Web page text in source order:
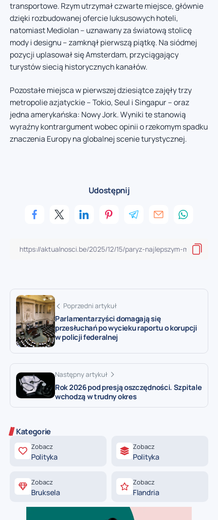
transportowe. Rzym utrzymał czwarte miejsce, głównie
dzięki rozbudowanej ofercie luksusowych hoteli,
natomiast Mediolan – uznawany za światową stolicę
mody i designu – zamknął pierwszą piątkę. Na siódmej
pozycji uplasował się Amsterdam, przyciągający
turystów siecią historycznych kanałów.
Pozostałe miejsca w pierwszej dziesiątce zajęły trzy
metropolie azjatyckie – Tokio, Seul i Singapur – oraz
jedna amerykańska: Nowy Jork. Wyniki te stanowią
wyraźny kontrargument wobec opinii o rzekomym spadku
znaczenia Europy na globalnej scenie turystycznej.
Udostępnij
Poprzedni artykuł
Parlamentarzyści domagają się
przesłuchań po wycieku raportu o korupcji
w policji federalnej
Następny artykuł
Rok 2026 pod presją oszczędności. Szpitale
wchodzą w trudny okres
Kategorie
Zobacz
Polityka
Zobacz
Polityka
Zobacz
Bruksela
Zobacz
Flandria